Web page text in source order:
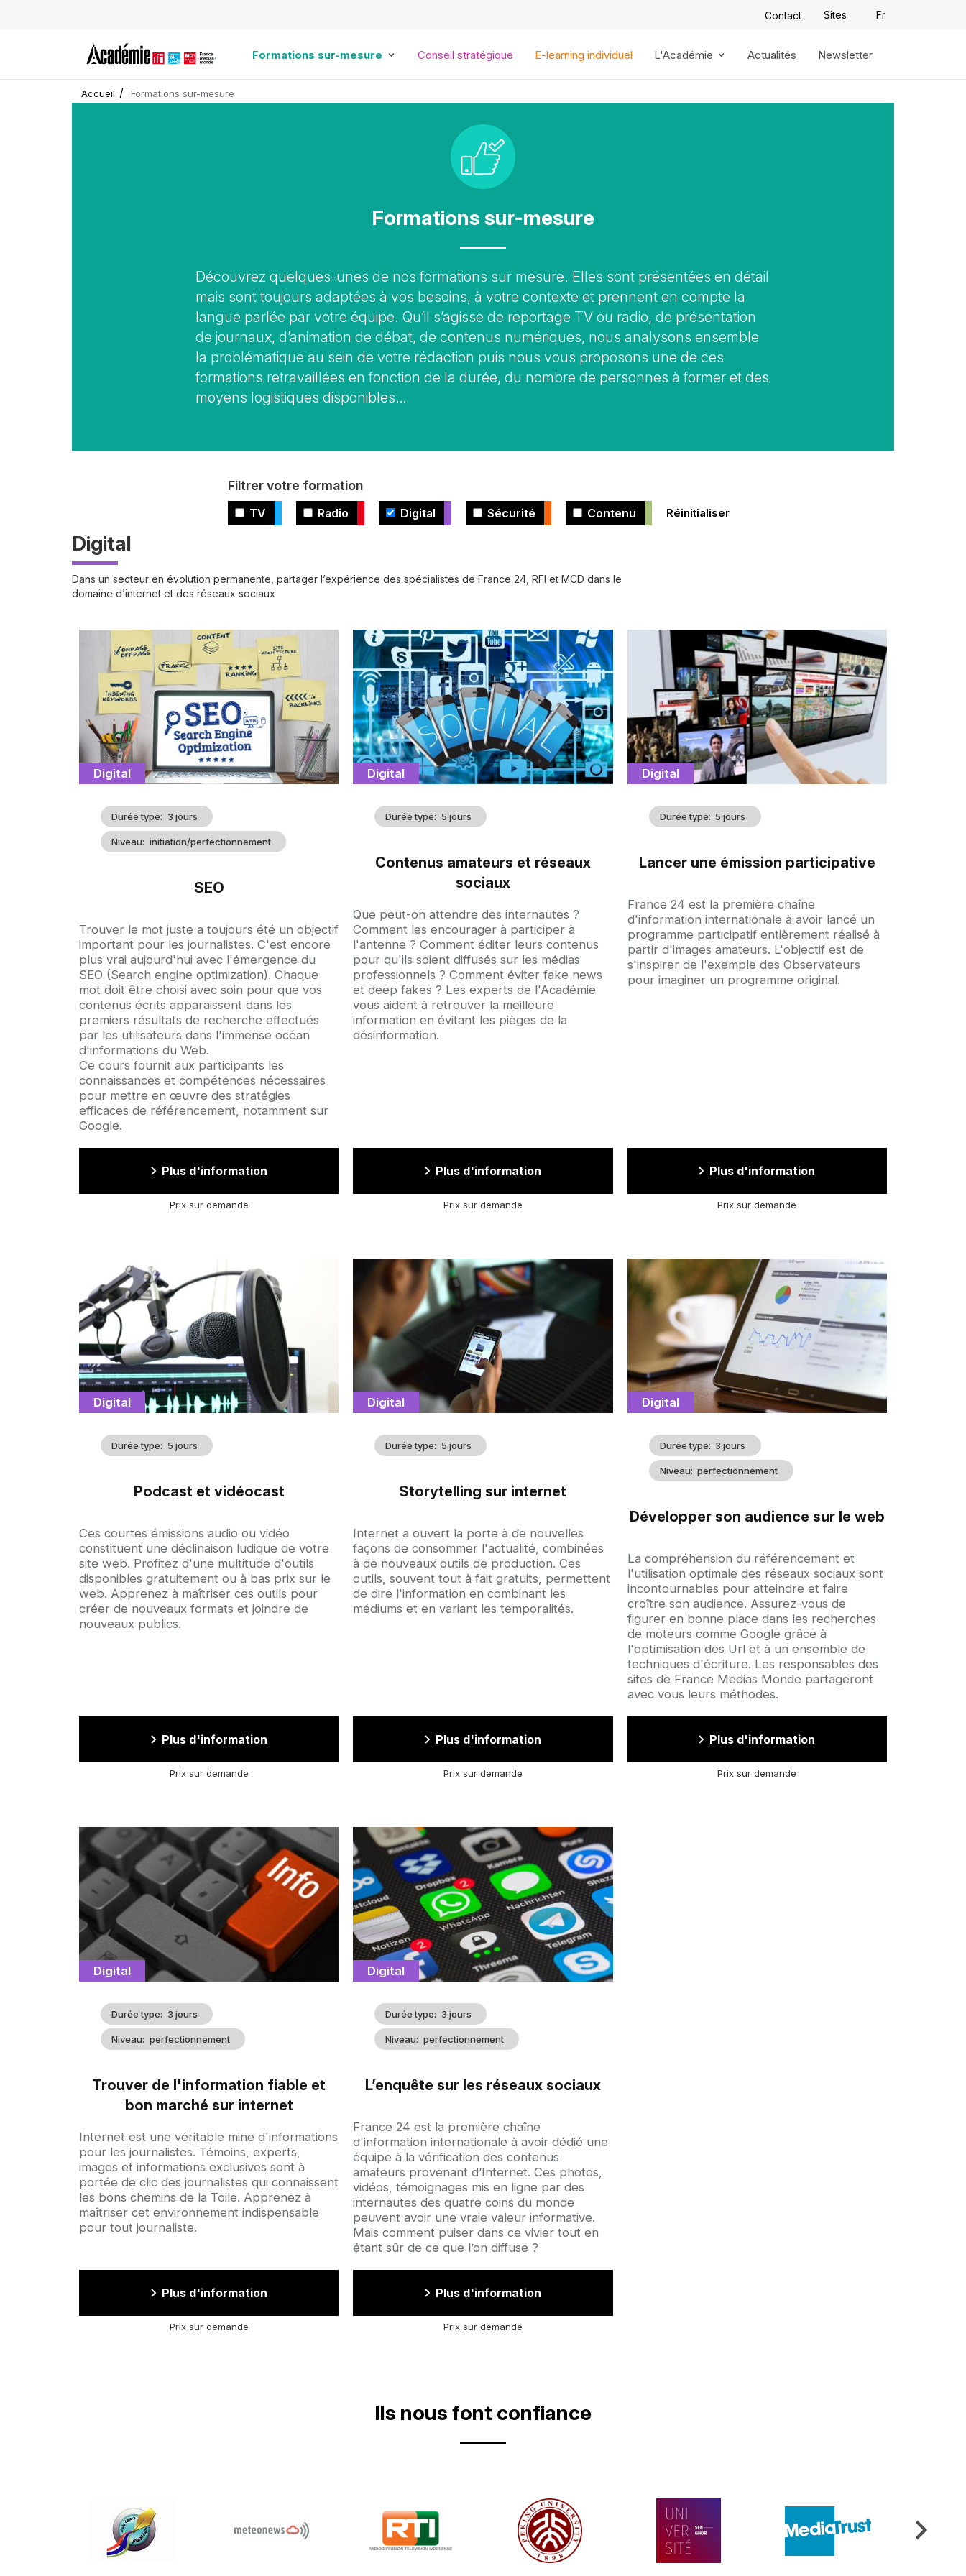
principal
Contact Sites Fr
Formations sur-mesure Conseil stratégique E-learning individuel L'Académie Actualités Newsletter
Accueil Formations sur-mesure
Formations sur-mesure
Accroche
Découvrez quelques-unes de nos formations sur mesure. Elles sont présentées en détail
mais sont toujours adaptées à vos besoins, à votre contexte et prennent en compte la
langue parlée par votre équipe. Qu’il s’agisse de reportage TV ou radio, de présentation
de journaux, d’animation de débat, de contenus numériques, nous analysons ensemble
la problématique au sein de votre rédaction puis nous vous proposons une de ces
formations retravaillées en fonction de la durée, du nombre de personnes à former et des
moyens logistiques disponibles…
Filtrer votre formation
TV Radio Digital Sécurité Contenu
Digital
Dans un secteur en évolution permanente, partager l’expérience des spécialistes de France 24, RFI et MCD dans le
domaine d’internet et des réseaux sociaux
d'illustration
Catégorie
Digital
Durée type 3 jours
Niveau initiation/perfectionnement
SEO
Accroche
Trouver le mot juste a toujours été un objectif
important pour les journalistes. C'est encore
plus vrai aujourd'hui avec l'émergence du
SEO (Search engine optimization). Chaque
mot doit être choisi avec soin pour que vos
contenus écrits apparaissent dans les
premiers résultats de recherche effectués
par les utilisateurs dans l'immense océan
d'informations du Web.
Ce cours fournit aux participants les
connaissances et compétences nécessaires
pour mettre en œuvre des stratégies
efficaces de référencement, notamment sur
Google.
Plus d'information
Prix sur demande
Image
d'illustration
Catégorie
Digital
Durée type 5 jours
Contenus amateurs et réseaux
sociaux
Accroche
Que peut-on attendre des internautes ?
Comment les encourager à participer à
l'antenne ? Comment éditer leurs contenus
pour qu'ils soient diffusés sur les médias
professionnels ? Comment éviter fake news
et deep fakes ? Les experts de l'Académie
vous aident à retrouver la meilleure
information en évitant les pièges de la
désinformation.
Plus d'information
Prix sur demande
Image
d'illustration
Catégorie
Digital
Durée type 5 jours
Lancer une émission participative
Accroche
France 24 est la première chaîne
d'information internationale à avoir lancé un
programme participatif entièrement réalisé à
partir d'images amateurs. L'objectif est de
s'inspirer de l'exemple des Observateurs
pour imaginer un programme original.
Plus d'information
Prix sur demande
d'illustration
Catégorie
Digital
Durée type 5 jours
Podcast et vidéocast
Accroche
Ces courtes émissions audio ou vidéo
constituent une déclinaison ludique de votre
site web. Profitez d'une multitude d'outils
disponibles gratuitement ou à bas prix sur le
web. Apprenez à maîtriser ces outils pour
créer de nouveaux formats et joindre de
nouveaux publics.
Plus d'information
Prix sur demande
d'illustration
Catégorie
Digital
Durée type 5 jours
Storytelling sur internet
Accroche
Internet a ouvert la porte à de nouvelles
façons de consommer l'actualité, combinées
à de nouveaux outils de production. Ces
outils, souvent tout à fait gratuits, permettent
de dire l'information en combinant les
médiums et en variant les temporalités.
Plus d'information
Prix sur demande
Image
d'illustration
Catégorie
Digital
Durée type 3 jours
Niveau perfectionnement
Développer son audience sur le web
Accroche
La compréhension du référencement et
l'utilisation optimale des réseaux sociaux sont
incontournables pour atteindre et faire
croître son audience. Assurez-vous de
figurer en bonne place dans les recherches
de moteurs comme Google grâce à
l'optimisation des Url et à un ensemble de
techniques d'écriture. Les responsables des
sites de France Medias Monde partageront
avec vous leurs méthodes.
Plus d'information
Prix sur demande
Image
d'illustration
Catégorie
Digital
Durée type 3 jours
Niveau perfectionnement
Trouver de l'information fiable et
bon marché sur internet
Accroche
Internet est une véritable mine d'informations
pour les journalistes. Témoins, experts,
images et informations exclusives sont à
portée de clic des journalistes qui connaissent
les bons chemins de la Toile. Apprenez à
maîtriser cet environnement indispensable
pour tout journaliste.
Plus d'information
Prix sur demande
Image
d'illustration
Catégorie
Digital
Durée type 3 jours
Niveau perfectionnement
L’enquête sur les réseaux sociaux
Accroche
France 24 est la première chaîne
d'information internationale à avoir dédié une
équipe à la vérification des contenus
amateurs provenant d’Internet. Ces photos,
vidéos, témoignages mis en ligne par des
internautes des quatre coins du monde
peuvent avoir une vraie valeur informative.
Mais comment puiser dans ce vivier tout en
étant sûr de ce que l’on diffuse ?
Plus d'information
Prix sur demande
Ils nous font confiance